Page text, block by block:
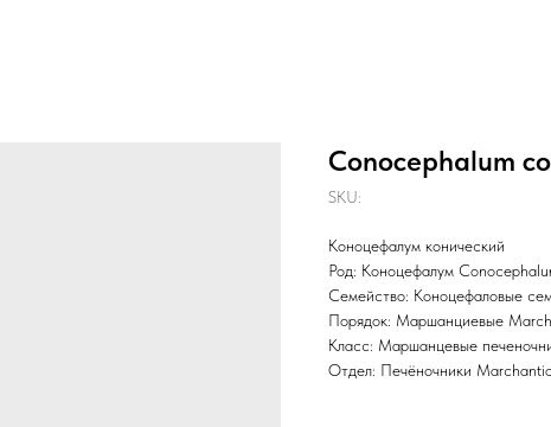
Conocephalum
SKU:
Коноцефалум конический
Род: Коноцефалум
Семейство: Коноцефаловые
Порядок: Маршанциевые
Класс: Маршанцевые
Отдел: Печёночники